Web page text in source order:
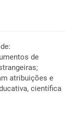
de
atribuições e
científica